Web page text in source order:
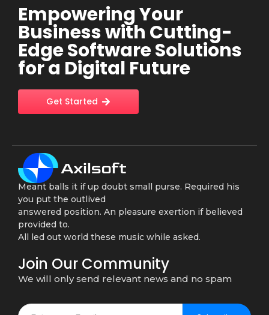
Empowering Your
Business with Cutting-
Edge Software Solutions
for a Digital Future
Get Started
Meant balls it if up doubt small purse. Required his
you put the outlived
answered position. An pleasure exertion if believed
provided to.
All led out world these music while asked.
Join Our Community
We will only send relevant news and no spam